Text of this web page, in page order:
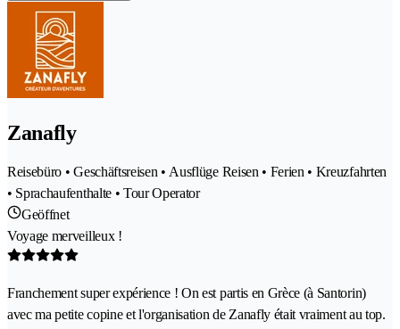
Zanafly
Reisebüro • Geschäftsreisen • Ausflüge Reisen • Ferien • Kreuzfahrten
• Sprachaufenthalte • Tour Operator
Geöffnet
Voyage merveilleux !
Franchement super expérience ! On est partis en Grèce (à Santorin)
avec ma petite copine et l'organisation de Zanafly était vraiment au top.